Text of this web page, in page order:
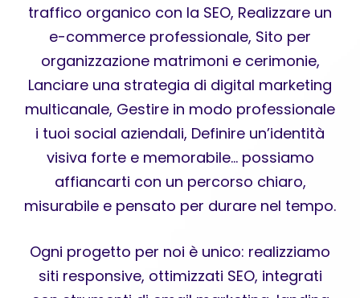
traffico organico con la SEO, Realizzare un
e-commerce professionale, Sito per
organizzazione matrimoni e cerimonie,
Lanciare una strategia di digital marketing
multicanale, Gestire in modo professionale
i tuoi social aziendali, Definire un’identità
visiva forte e memorabile… possiamo
affiancarti con un percorso chiaro,
misurabile e pensato per durare nel tempo.
Ogni progetto per noi è unico: realizziamo
siti responsive, ottimizzati SEO, integrati